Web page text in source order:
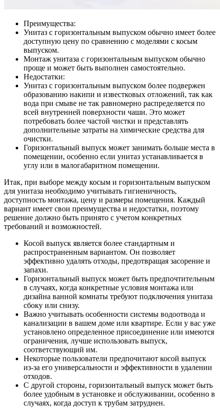
Преимущества:
Унитаз с горизонтальным выпуском обычно имеет более
доступную цену по сравнению с моделями с косым
выпуском.
Монтаж унитаза с горизонтальным выпуском обычно
проще и может быть выполнен самостоятельно.
Недостатки:
Унитаз с горизонтальным выпуском более подвержен
образованию накипи и известковых отложений, так как
вода при смыве не так равномерно распределяется по
всей внутренней поверхности чаши. Это может
потребовать более частой чистки и представлять
дополнительные затраты на химические средства для
очистки.
Горизонтальный выпуск может занимать больше места в
помещении, особенно если унитаз устанавливается в
углу или в малогабаритном помещении.
Итак, при выборе между косым и горизонтальным выпуском
для унитаза необходимо учитывать гигиеничность,
доступность монтажа, цену и размеры помещения. Каждый
вариант имеет свои преимущества и недостатки, поэтому
решение должно быть принято с учетом конкретных
требований и возможностей.
Косой выпуск является более стандартным и
распространенным вариантом. Он позволяет
эффективно удалять отходы, предотвращая засорение и
запахи.
Горизонтальный выпуск может быть предпочтительным
в случаях, когда конкретные условия монтажа или
дизайна ванной комнаты требуют подключения унитаза
сбоку или снизу.
Важно учитывать особенности системы водоотвода и
канализации в вашем доме или квартире. Если у вас уже
установлено определенное присоединение или имеются
ограничения, лучше использовать выпуск,
соответствующий им.
Некоторые пользователи предпочитают косой выпуск
из-за его универсальности и эффективности в удалении
отходов.
С другой стороны, горизонтальный выпуск может быть
более удобным в установке и обслуживании, особенно в
случаях, когда доступ к трубам затруднен.